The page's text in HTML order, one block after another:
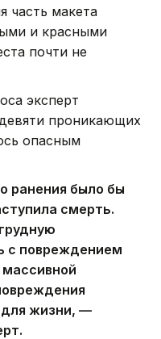
часть макета
и красными
почти не
эксперт
проникающих
опасным
ранения было бы
смерть.
с повреждением
массивной
для жизни, —